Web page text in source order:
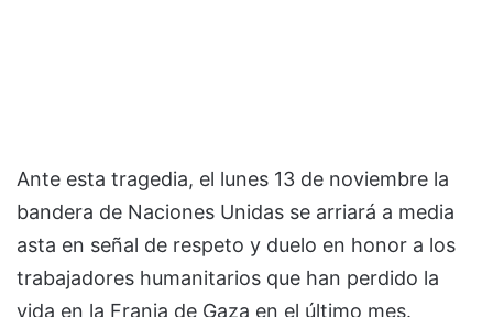
Ante esta tragedia, el lunes 13 de noviembre la
bandera de Naciones Unidas se arriará a media
asta en señal de respeto y duelo en honor a los
trabajadores humanitarios que han perdido la
vida en la Franja de Gaza en el último mes.